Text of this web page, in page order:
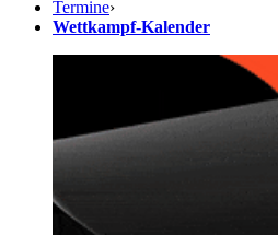
Termine›
Wettkampf-Kalender